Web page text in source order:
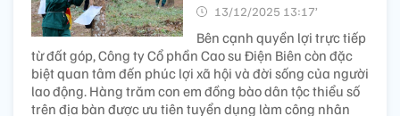
13/12/2025 13:17’
Bên cạnh quyền lợi trực tiếp
từ đất góp, Công ty Cổ phần Cao su Điện Biên còn đặc
biệt quan tâm đến phúc lợi xã hội và đời sống của người
lao động. Hàng trăm con em đồng bào dân tộc thiểu số
trên địa bàn được ưu tiên tuyển dụng làm công nhân